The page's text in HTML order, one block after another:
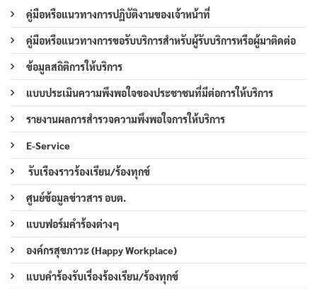
คู่มือหรือแนวทางการปฏิบัติงานของเจ้าหน้าที่
คู่มือหรือแนวทางการขอรับบริการสำหรับผู้รับบริการหรือผู้มาติดต่อ
ข้อมูลสถิติการให้บริการ
แบบประเมินความพึงพอใจของประชาชนที่มีต่อการให้บริการ
รายงานผลการสำรวจความพึงพอใจการให้บริการ
E-Service
รับเรืองราวร้องเรียน/ร้องทุกข์
ศูนย์ข้อมูลข่าวสาร อบต.
แบบฟอร์มคำร้องต่างๆ
องค์กรสุขภาวะ (Happy Workplace)
แบบคำร้องรับเรื่องร้องเรียน/ร้องทุกข์